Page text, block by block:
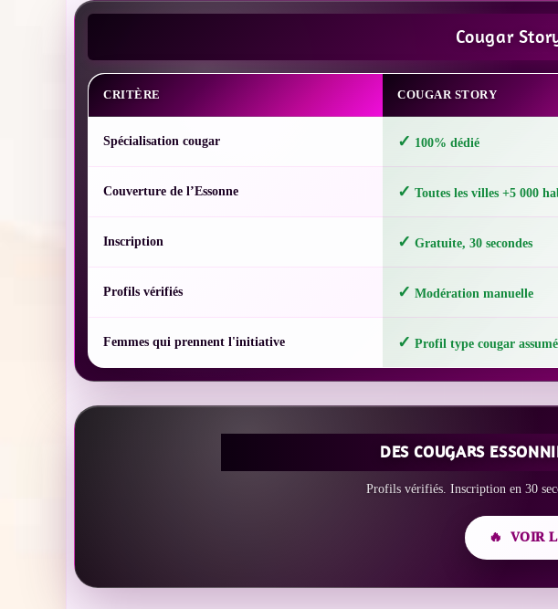
Cougar
CRITÈRE COUGAR STORY
Spécialisation cougar ✓ 100% dédié
Couverture de l’Essonne ✓ Toutes les villes +5 000
Inscription ✓ Gratuite, 30 secondes
Profils vérifiés ✓ Modération manuelle
Femmes qui prennent l'initiative ✓ Profil type cougar
DES COUGARS
Profils vérifiés. Inscription en 30
VOIR